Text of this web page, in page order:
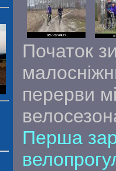
Початок
перерви
Перша